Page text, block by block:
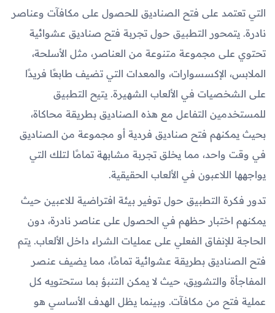
التي تعتمد على فتح الصناديق للحصول على مكافآت وعناصر
نادرة. يتمحور التطبيق حول تجربة فتح صناديق عشوائية
تحتوي على مجموعة متنوعة من العناصر، مثل الأسلحة،
الملابس، الإكسسوارات، والمعدات التي تضيف طابعًا فريدًا
على الشخصيات في الألعاب الشهيرة. يتيح التطبيق
للمستخدمين التفاعل مع هذه الصناديق بطريقة محاكاة،
بحيث يمكنهم فتح صناديق فردية أو مجموعة من الصناديق
في وقت واحد، مما يخلق تجربة مشابهة تمامًا لتلك التي
يواجهها اللاعبون في الألعاب الحقيقية.
تدور فكرة التطبيق حول توفير بيئة افتراضية للاعبين حيث
يمكنهم اختبار حظهم في الحصول على عناصر نادرة، دون
الحاجة للإنفاق الفعلي على عمليات الشراء داخل الألعاب. يتم
فتح الصناديق بطريقة عشوائية تمامًا، مما يضيف عنصر
المفاجأة والتشويق، حيث لا يمكن التنبؤ بما ستحتويه كل
عملية فتح من مكافآت. وبينما يظل الهدف الأساسي هو